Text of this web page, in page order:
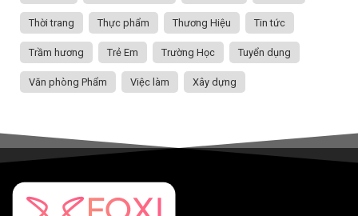
Thời trang Thực phẩm Thương Hiệu Tin tức
Trầm hương Trẻ Em Trường Học Tuyển dụng
Văn phòng Phẩm Việc làm Xây dựng